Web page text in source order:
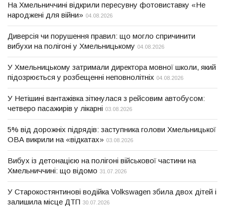
На Хмельниччині відкрили пересувну фотовиставку «Не
народжені для війни» 04.08.2026
Диверсія чи порушення правил: що могло спричинити
вибухи на полігоні у Хмельницькому 04.08.2026
У Хмельницькому затримали директора мовної школи, який
підозрюється у розбещенні неповнолітніх 04.08.2026
У Нетішині вантажівка зіткнулася з рейсовим автобусом:
четверо пасажирів у лікарні 03.08.2026
5% від дорожніх підрядів: заступника голови Хмельницької
ОВА викрили на «відкатах» 03.08.2026
Вибух із детонацією на полігоні військової частини на
Хмельниччині: що відомо 31.07.2026
У Старокостянтинові водійка Volkswagen збила двох дітей і
залишила місце ДТП 30.07.2026